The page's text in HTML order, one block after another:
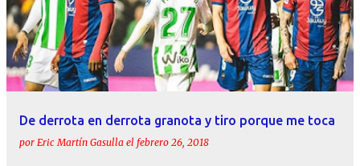
De derrota en derrota granota y tiro porque me toca
por Eric Martín Gasulla el febrero 26, 2018